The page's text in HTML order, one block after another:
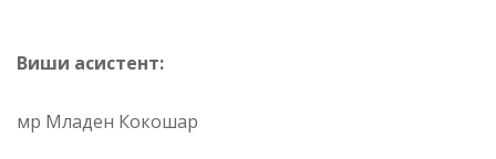
Виши асистент:
мр Младен Кокошар